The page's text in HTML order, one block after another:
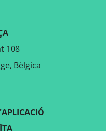
108
Bèlgica